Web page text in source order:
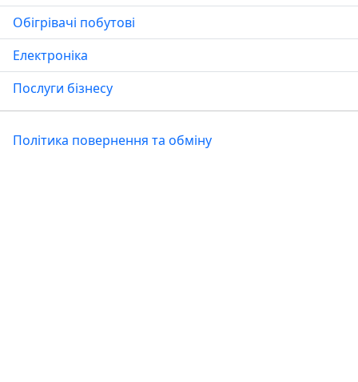
Обігрівачі побутові
Електроніка
Послуги бізнесу
Політика повернення та обміну